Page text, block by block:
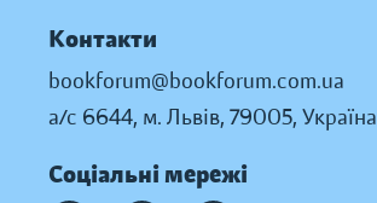
Контакти
bookforum@bookforum.com.ua
а/с 6644, м. Львів, 79005, Україна
Соціальні мережі